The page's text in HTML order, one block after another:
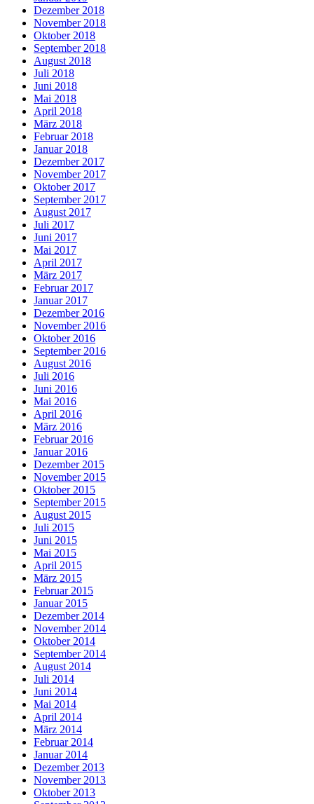
Dezember 2018
November 2018
Oktober 2018
September 2018
August 2018
Juli 2018
Juni 2018
Mai 2018
April 2018
März 2018
Februar 2018
Januar 2018
Dezember 2017
November 2017
Oktober 2017
September 2017
August 2017
Juli 2017
Juni 2017
Mai 2017
April 2017
März 2017
Februar 2017
Januar 2017
Dezember 2016
November 2016
Oktober 2016
September 2016
August 2016
Juli 2016
Juni 2016
Mai 2016
April 2016
März 2016
Februar 2016
Januar 2016
Dezember 2015
November 2015
Oktober 2015
September 2015
August 2015
Juli 2015
Juni 2015
Mai 2015
April 2015
März 2015
Februar 2015
Januar 2015
Dezember 2014
November 2014
Oktober 2014
September 2014
August 2014
Juli 2014
Juni 2014
Mai 2014
April 2014
März 2014
Februar 2014
Januar 2014
Dezember 2013
November 2013
Oktober 2013